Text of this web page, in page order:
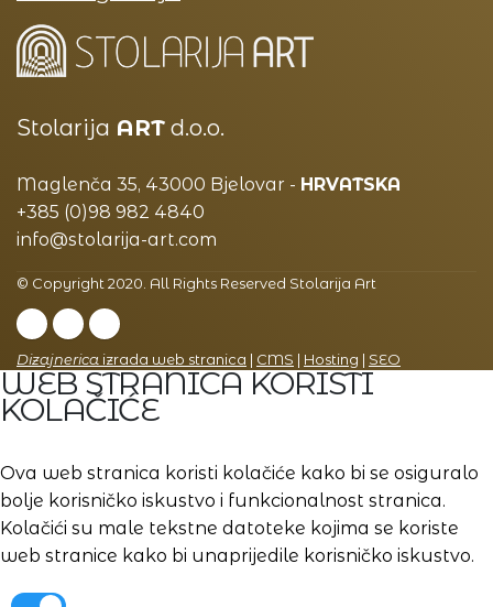
Stolarija ART d.o.o.
Maglenča 35, 43000 Bjelovar - HRVATSKA
+385 (0)98 982 4840
info@stolarija-art.com
© Copyright 2020. All Rights Reserved Stolarija Art
Dizajnerica izrada web stranica | CMS | Hosting | SEO
WEB STRANICA KORISTI
KOLAČIĆE
Ova web stranica koristi kolačiće kako bi se osiguralo
bolje korisničko iskustvo i funkcionalnost stranica.
Kolačići su male tekstne datoteke kojima se koriste
web stranice kako bi unaprijedile korisničko iskustvo.